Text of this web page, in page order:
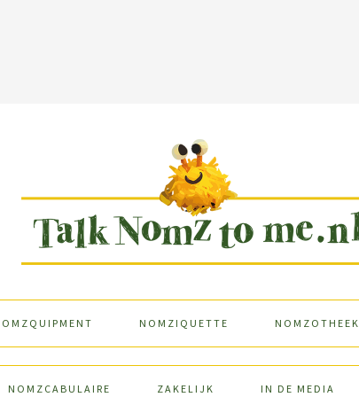
NOMZIQUETTE NOMZOTHEEK
NOMZCABULAIRE ZAKELIJK IN DE MEDIA